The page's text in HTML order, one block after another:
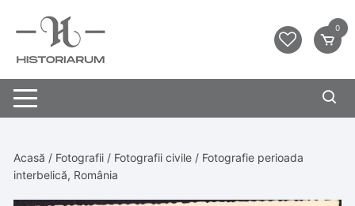
0
Acasă / Fotografii / Fotografii civile / Fotografie perioada
interbelică, România